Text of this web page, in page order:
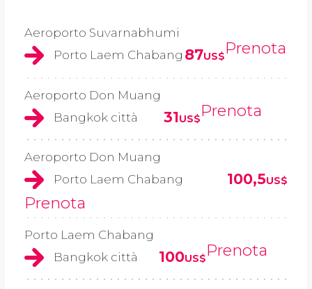
Aeroporto Suvarnabhumi
Porto Laem Chabang 87US$Prenota
Aeroporto Don Muang
Bangkok città
31US$Prenota
Aeroporto Don Muang
Porto Laem Chabang
100,5US$
Prenota
Porto Laem Chabang
Bangkok città
100US$Prenota